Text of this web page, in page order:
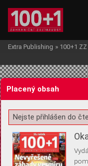
Žádost o souhlas s
Extra Publishing » 100+1 ZZ
Placený obsah
Nejste přihlášen do